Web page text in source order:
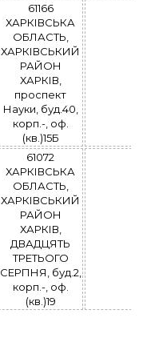
61166
ХАРКІВСЬКА
ОБЛАСТЬ,
ХАРКІВСЬКИЙ
РАЙОН
ХАРКІВ,
проспект
Науки, буд.40,
корп.-, оф.
(кв.)15Б
61072
ХАРКІВСЬКА
ОБЛАСТЬ,
ХАРКІВСЬКИЙ
РАЙОН
ХАРКІВ,
ДВАДЦЯТЬ
ТРЕТЬОГО
СЕРПНЯ, буд.2,
корп.-, оф.
(кв.)19